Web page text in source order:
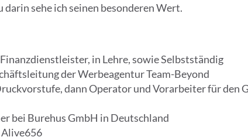
sehe ich seinen besonderen Wert.
in Lehre, sowie Selbstständig
der Werbeagentur Team-Beyond
dann Operator und Vorarbeiter für den
bei Burehus GmbH in Deutschland